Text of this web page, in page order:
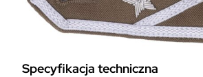
Specyfikacja techniczna